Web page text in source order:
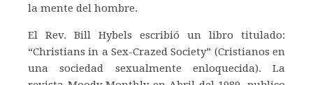
la mente del hombre.
El Rev. Bill Hybels escribió un libro titulado:
“Christians in a Sex-Crazed Society” (Cristianos en
una sociedad sexualmente enloquecida). La